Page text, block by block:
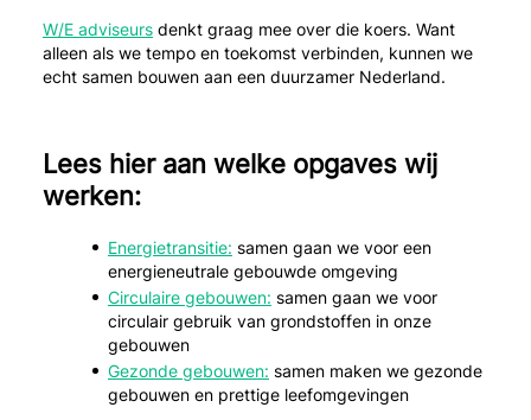
W/E adviseurs denkt graag mee over die koers. Want
alleen als we tempo en toekomst verbinden, kunnen we
echt samen bouwen aan een duurzamer Nederland.
Lees hier aan welke opgaves wij
werken:
Energietransitie: samen gaan we voor een
energieneutrale gebouwde omgeving
Circulaire gebouwen: samen gaan we voor
circulair gebruik van grondstoffen in onze
gebouwen
Gezonde gebouwen: samen maken we gezonde
gebouwen en prettige leefomgevingen